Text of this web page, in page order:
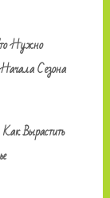
Нужно
Сезона
Вырастить